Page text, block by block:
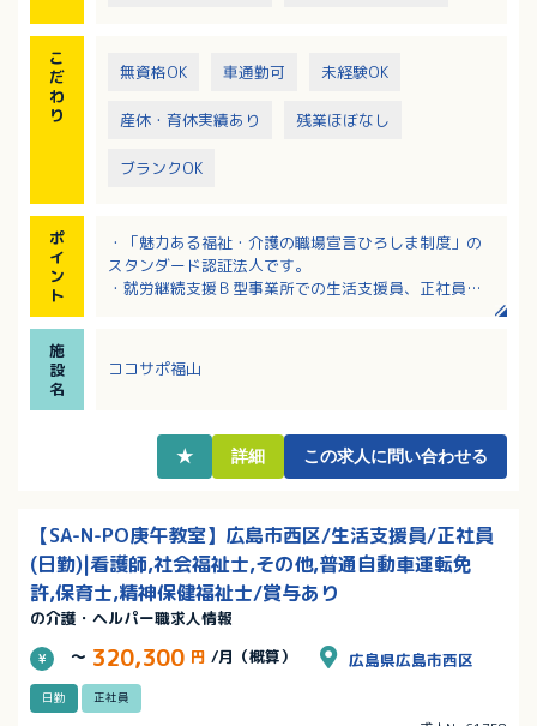
こ
だ
わ
り
無資格OK 車通勤可 未経験OK
産休・育休実績あり 残業ほぼなし
ブランクOK
ポ
イ
ン
ト
・「魅力ある福祉・介護の職場宣言ひろしま制度」の
スタンダード認証法人です。
・就労継続支援Ｂ型事業所での生活支援員、正社員勤
に寄り添い支援できる職場です！
・育児休暇取得実績あり！事業所内に託児施設保有（2
施
設
名
ココサポ福山
★ 詳細 この求人に問い合わせる
【SA-N-PO庚午教室】広島市西区/生活支援員/正社員
(日勤)|看護師,社会福祉士,その他,普通自動車運転免
許,保育士,精神保健福祉士/賞与あり
の介護・ヘルパー職求人情報
～ 320,300 円 /月（概算） 広島県広島市西区
日勤 正社員